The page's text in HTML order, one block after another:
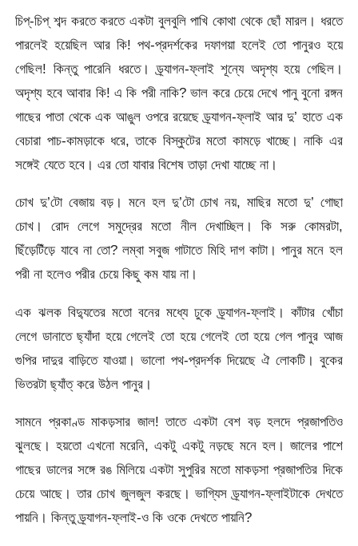
চিপ্-চিপ্ শব্দ করতে করতে একটা বুলবুলি পাখি কোথা থেকে ছোঁ মারল। ধরতে
পারলেই হয়েছিল আর কি! পথ-প্রদর্শকের দফাগয়া হলেই তো পানুরও হয়ে
গেছিল! কিন্তু পারেনি ধরতে। ড্র্যাগন-ফ্লাই শূন্যে অদৃশ্য হয়ে গেছিল।
অদৃশ্য হবে আবার কি! এ কি পরী নাকি? ভাল করে চেয়ে দেখে পানু বুনো রঙ্গন
গাছের পাতা থেকে এক আঙুল ওপরে রয়েছে ড্র্যাগন-ফ্লাই আর দু’ হাতে এক
বেচারা পাচ-কামড়াকে ধরে, তাকে বিস্কুটের মতো কামড়ে খাচ্ছে। নাকি এর
সঙ্গেই যেতে হবে। এর তো যাবার বিশেষ তাড়া দেখা যাচ্ছে না।
চোখ দু’টো বেজায় বড়। মনে হল দু’টো চোখ নয়, মাছির মতো দু’ গোছা
চোখ। রোদ লেগে সমুদ্রের মতো নীল দেখাচ্ছিল। কি সরু কোমরটা,
ছিঁড়েটিঁড়ে যাবে না তো? লম্বা সবুজ গাটাতে মিহি দাগ কাটা। পানুর মনে হল
পরী না হলেও পরীর চেয়ে কিছু কম যায় না।
এক ঝলক বিদ্যুতের মতো বনের মধ্যে ঢুকে ড্র্যাগন-ফ্লাই। কাঁটার খোঁচা
লেগে ডানাতে ছ্যাঁদা হয়ে গেলেই তো হয়ে গেলেই তো হয়ে গেল পানুর আজ
গুপির দাদুর বাড়িতে যাওয়া। ভালো পথ-প্রদর্শক দিয়েছে ঐ লোকটি। বুকের
ভিতরটা ছ্যাঁত্ করে উঠল পানুর।
সামনে প্রকাণ্ড মাকড়সার জাল! তাতে একটা বেশ বড় হলদে প্রজাপতিও
ঝুলছে। হয়তো এখনো মরেনি, একটু একটু নড়ছে মনে হল। জালের পাশে
গাছের ডালের সঙ্গে রঙ মিলিয়ে একটা সুপুরির মতো মাকড়সা প্রজাপতির দিকে
চেয়ে আছে। তার চোখ জুলজুল করছে। ভাগ্যিস ড্র্যাগন-ফ্লাইটাকে দেখতে
পায়নি। কিন্তু ড্র্যাগন-ফ্লাই-ও কি ওকে দেখতে পায়নি?